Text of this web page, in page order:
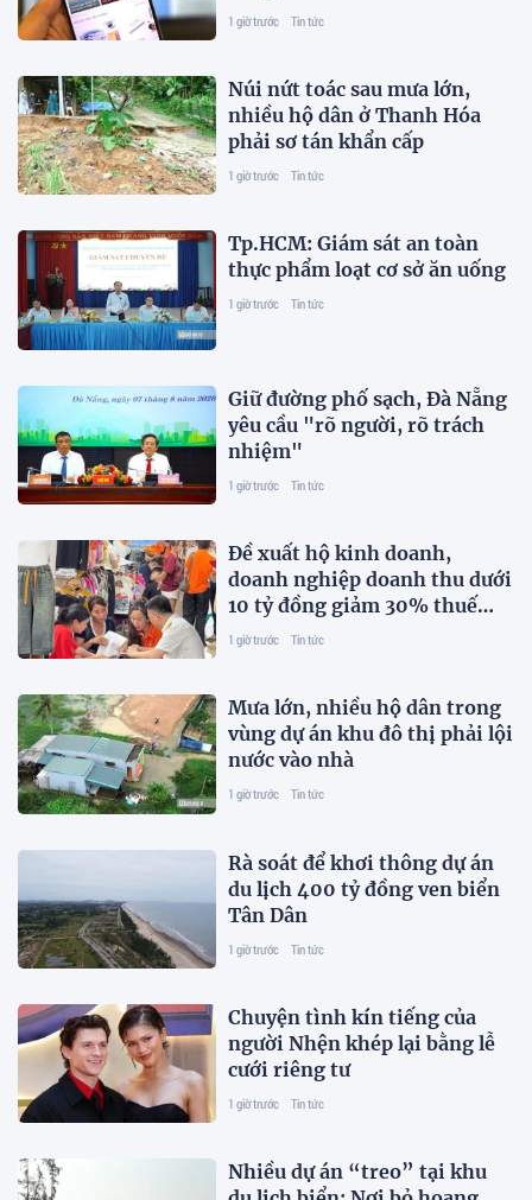
1 giờ trước Tin tức
Núi nứt toác sau mưa lớn,
nhiều hộ dân ở Thanh Hóa
phải sơ tán khẩn cấp
1 giờ trước Tin tức
Tp.HCM: Giám sát an toàn
thực phẩm loạt cơ sở ăn uống
1 giờ trước Tin tức
Giữ đường phố sạch, Đà Nẵng
yêu cầu "rõ người, rõ trách
nhiệm"
1 giờ trước Tin tức
Đề xuất hộ kinh doanh,
doanh nghiệp doanh thu dưới
10 tỷ đồng giảm 30% thuế
thu nhập
1 giờ trước Tin tức
Mưa lớn, nhiều hộ dân trong
vùng dự án khu đô thị phải lội
nước vào nhà
1 giờ trước Tin tức
Rà soát để khơi thông dự án
du lịch 400 tỷ đồng ven biển
Tân Dân
1 giờ trước Tin tức
Chuyện tình kín tiếng của
người Nhện khép lại bằng lễ
cưới riêng tư
1 giờ trước Tin tức
Nhiều dự án “treo” tại khu